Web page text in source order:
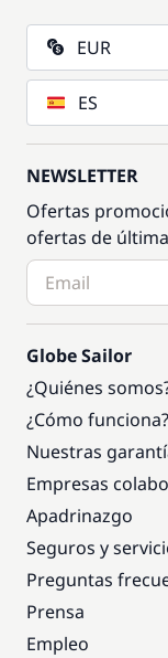
EUR
ES
NEWSLETTER
Ofertas
ofertas de
Globe Sailor
¿Quiénes
¿Cómo funciona?
Nuestras
Empresas
Apadrinazgo
Seguros y
Preguntas
Prensa
Empleo